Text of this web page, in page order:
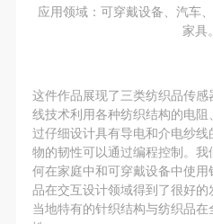
应用领域：可穿戴设备、汽车
家具。
这件作品展现了三类纺织品传
线技术利用各种纺织结构的电
过仔细设计具有导电和介电纱
物的韧性可以通过编程控制。
何在家庭中和可穿戴设备中使
品在交互设计领域得到了很好
当地特有的针织结构与纺织品